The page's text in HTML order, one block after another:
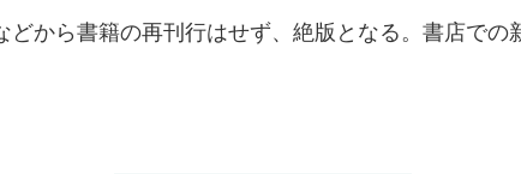
から書籍の再刊行はせず、絶版となる。書店での